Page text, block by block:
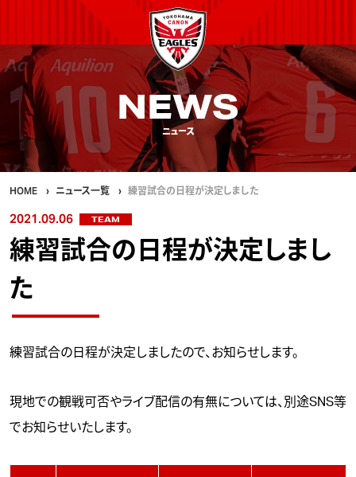
NEWS
ニュース
HOME ニュース一覧 練習試合の日程が決定しました
2021.09.06 TEAM
練習試合の日程が決定しまし
た
練習試合の日程が決定しましたので、お知らせします。
現地での観戦可否やライブ配信の有無については、別途SNS等
でお知らせいたします。